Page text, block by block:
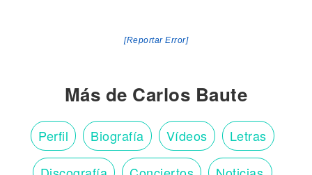
[Reportar Error]
Más de Carlos Baute
Perfil Biografía Vídeos Letras